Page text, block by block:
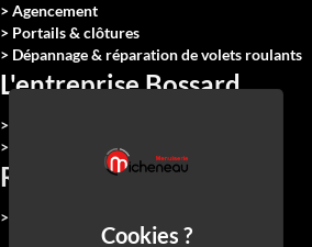
> Agencement
> Portails & clôtures
> Dépannage & réparation de volets roulants
L'entreprise Bossard
> Qui sommes-nous
> Nous rejoindre
Réalisations
> Toutes nos réalisations